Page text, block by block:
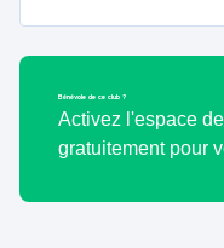
Bénévole de ce club ?
Activez l'espace
gratuitement pour